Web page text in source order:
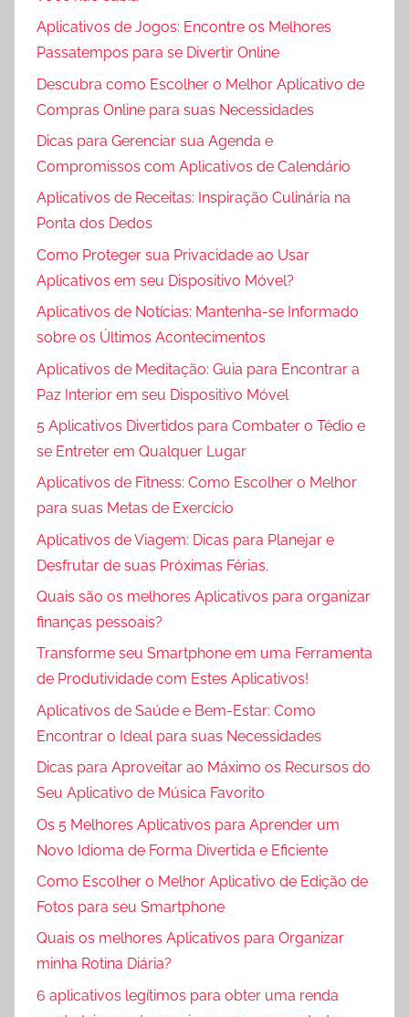
Aplicativos de Jogos: Encontre os Melhores
Passatempos para se Divertir Online
Descubra como Escolher o Melhor Aplicativo de
Compras Online para suas Necessidades
Dicas para Gerenciar sua Agenda e
Compromissos com Aplicativos de Calendário
Aplicativos de Receitas: Inspiração Culinária na
Ponta dos Dedos
Como Proteger sua Privacidade ao Usar
Aplicativos em seu Dispositivo Móvel?
Aplicativos de Notícias: Mantenha-se Informado
sobre os Últimos Acontecimentos
Aplicativos de Meditação: Guia para Encontrar a
Paz Interior em seu Dispositivo Móvel
5 Aplicativos Divertidos para Combater o Tédio e
se Entreter em Qualquer Lugar
Aplicativos de Fitness: Como Escolher o Melhor
para suas Metas de Exercício
Aplicativos de Viagem: Dicas para Planejar e
Desfrutar de suas Próximas Férias.
Quais são os melhores Aplicativos para organizar
finanças pessoais?
Transforme seu Smartphone em uma Ferramenta
de Produtividade com Estes Aplicativos!
Aplicativos de Saúde e Bem-Estar: Como
Encontrar o Ideal para suas Necessidades
Dicas para Aproveitar ao Máximo os Recursos do
Seu Aplicativo de Música Favorito
Os 5 Melhores Aplicativos para Aprender um
Novo Idioma de Forma Divertida e Eficiente
Como Escolher o Melhor Aplicativo de Edição de
Fotos para seu Smartphone
Quais os melhores Aplicativos para Organizar
minha Rotina Diária?
6 aplicativos legítimos para obter uma renda